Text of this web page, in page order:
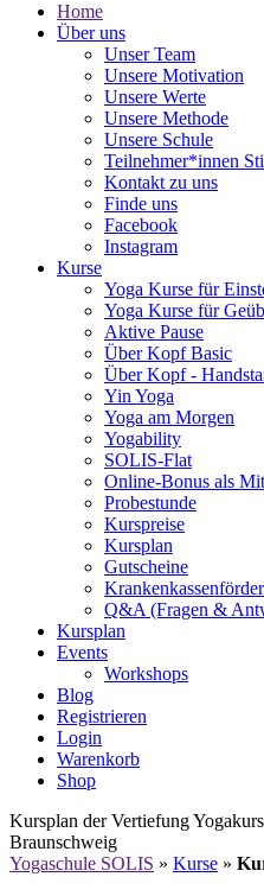
Home
Über uns
Unser Team
Unsere Motivation
Unsere Werte
Unsere Methode
Unsere Schule
Teilnehmer*innen
Kontakt zu uns
Finde uns
Facebook
Instagram
Kurse
Yoga Kurse für
Yoga Kurse für
Aktive Pause
Über Kopf Basic
Über Kopf -
Yin Yoga
Yoga am Morgen
Yogability
SOLIS-Flat
Online-Bonus als
Probestunde
Kurspreise
Kursplan
Gutscheine
Q&A (Fragen &
Kursplan
Events
Workshops
Blog
Registrieren
Login
Warenkorb
Shop
Kursplan der Vertiefung
Braunschweig
Yogaschule SOLIS » Kurse »